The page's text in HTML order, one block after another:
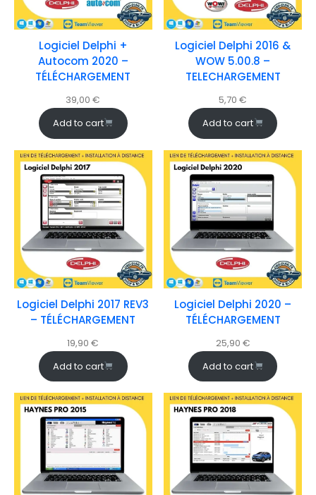
Logiciel Delphi +
Autocom 2020 –
TÉLÉCHARGEMENT
39,00€
Add to cart
Logiciel Delphi 2016 &
WOW 5.00.8 –
TELECHARGEMENT
5,70€
Add to cart
Logiciel Delphi 2017 REV3
– TÉLÉCHARGEMENT
19,90€
Add to cart
Logiciel Delphi 2020 –
TÉLÉCHARGEMENT
25,90 €
Add to cart